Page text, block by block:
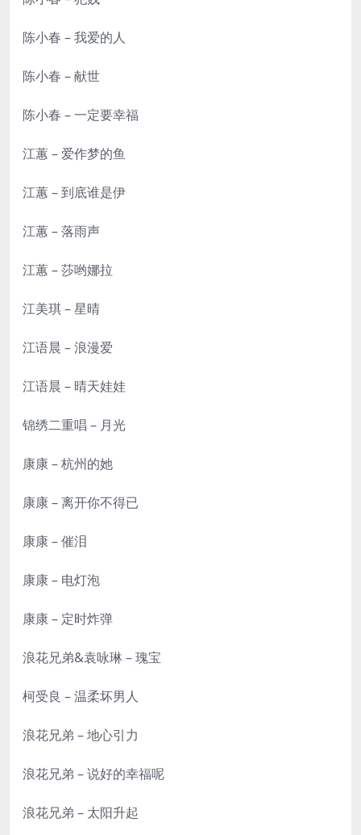
陈小春 – 我爱的人
陈小春 – 献世
陈小春 – 一定要幸福
江蕙 – 爱作梦的鱼
江蕙 – 到底谁是伊
江蕙 – 落雨声
江蕙 – 莎哟娜拉
江美琪 – 星晴
江语晨 – 浪漫爱
江语晨 – 晴天娃娃
锦绣二重唱 – 月光
康康 – 杭州的她
康康 – 离开你不得已
康康 – 催泪
康康 – 电灯泡
康康 – 定时炸弹
浪花兄弟&袁咏琳 – 瑰宝
柯受良 – 温柔坏男人
浪花兄弟 – 地心引力
浪花兄弟 – 说好的幸福呢
浪花兄弟 – 太阳升起